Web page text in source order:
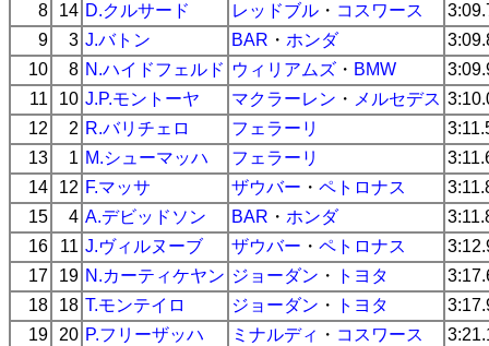
8
14 D.クルサード レッドブル ・ コスワース
9
3 J.バトン BAR ・ ホンダ
10
8 N.ハイドフェルド ウィリアムズ ・ BMW
11
10 J.P.モントーヤ マクラーレン ・ メルセデス
12
2 R.バリチェロ フェラーリ
13
1 M.シューマッハ フェラーリ
14
12 F.マッサ ザウバー ・ ペトロナス
15
4 A.デビッドソン BAR ・ ホンダ
16
11 J.ヴィルヌーブ ザウバー ・ ペトロナス
17
19 N.カーティケヤン ジョーダン ・ トヨタ
18
18 T.モンテイロ ジョーダン ・ トヨタ
19
20 P.フリーザッハ ミナルディ ・ コスワース